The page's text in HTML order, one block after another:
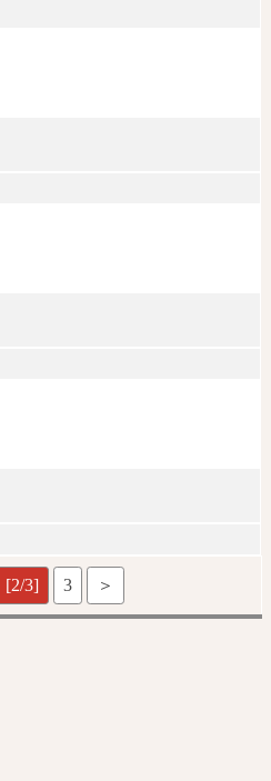
[2/3] 3 ＞